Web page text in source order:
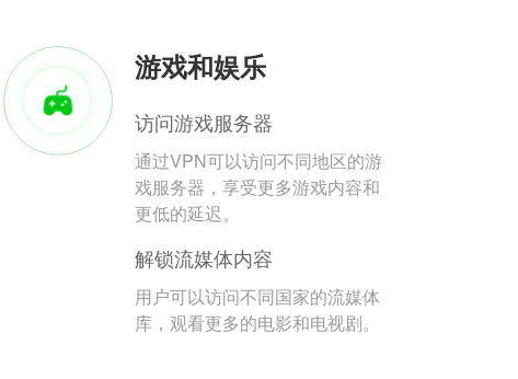
游戏和娱乐
访问游戏服务器
通过VPN可以访问不同地区的游
戏服务器，享受更多游戏内容和
更低的延迟。
解锁流媒体内容
用户可以访问不同国家的流媒体
库，观看更多的电影和电视剧。